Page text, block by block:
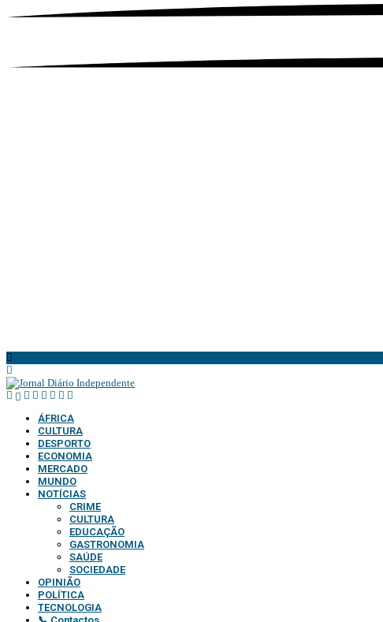
ÁFRICA
CULTURA
DESPORTO
ECONOMIA
MERCADO
MUNDO
NOTÍCIAS
CRIME
CULTURA
EDUCAÇÃO
GASTRONOMIA
SAÚDE
SOCIEDADE
OPINIÃO
POLÍTICA
TECNOLOGIA